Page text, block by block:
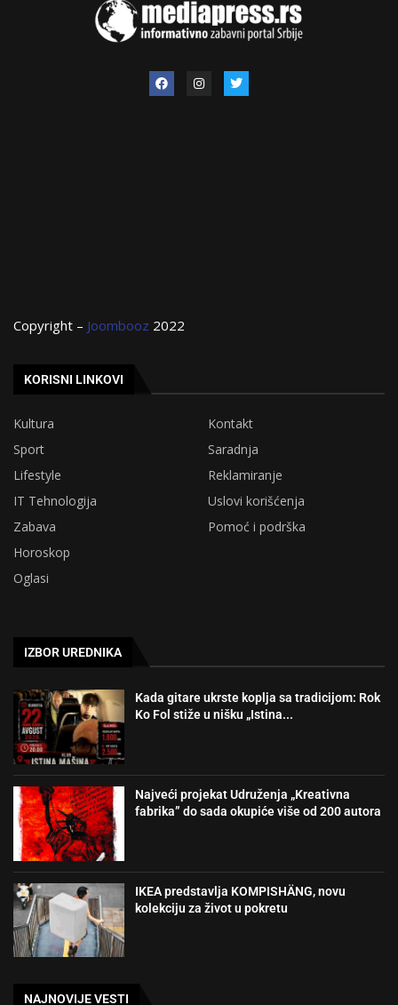
Copyright – Joombooz 2022
KORISNI LINKOVI
Kultura
Kontakt
Sport
Saradnja
Lifestyle
Reklamiranje
IT Tehnologija
Uslovi korišćenja
Zabava
Pomoć i podrška
Horoskop
Oglasi
IZBOR UREDNIKA
Kada gitare ukrste koplja sa tradicijom: Rok
Ko Fol stiže u nišku „Istina...
Najveći projekat Udruženja „Kreativna
fabrika” do sada okupiće više od 200 autora
IKEA predstavlja KOMPISHÄNG, novu
kolekciju za život u pokretu
NAJNOVIJE VESTI